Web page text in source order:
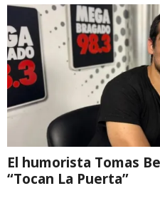
El humorista Tomas
“Tocan La Puerta”